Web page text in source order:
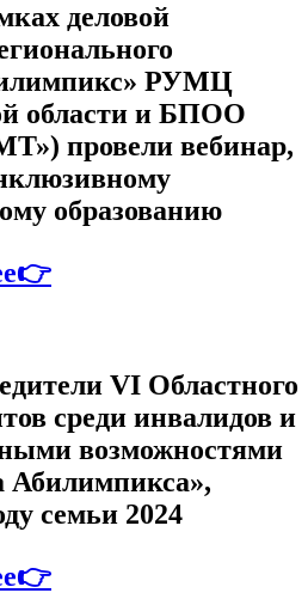
деловой
РУМЦ
области и БПОО
провели вебинар,
образованию
VI Областного
среди инвалидов и
возможностями
Абилимпикса»,
семьи 2024